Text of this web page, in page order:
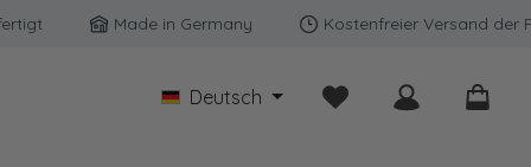
Made in Germany Kostenfreier Versand der
Deutsch Du hast 0 Produkte